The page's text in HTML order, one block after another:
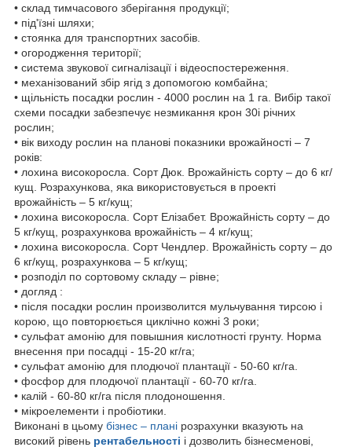
• склад тимчасового зберігання продукції;
• під'їзні шляхи;
• стоянка для транспортних засобів.
• огородження території;
• система звукової сигналізації і відеоспостереження.
• механізований збір ягід з допомогою комбайна;
• щільність посадки рослин - 4000 рослин на 1 га. Вибір такої
схеми посадки забезпечує незмикання крон 30і річних
рослин;
• вік виходу рослин на планові показники врожайності – 7
років:
• лохина високоросла. Сорт Дюк. Врожайність сорту – до 6 кг/
кущ. Розрахункова, яка використовується в проекті
врожайність – 5 кг/кущ;
• лохина високоросла. Сорт Елізабет. Врожайність сорту – до
5 кг/кущ, розрахункова врожайність – 4 кг/кущ;
• лохина високоросла. Сорт Чендлер. Врожайність сорту – до
6 кг/кущ, розрахункова – 5 кг/кущ;
• розподіл по сортовому складу – рівне;
• догляд :
• після посадки рослин произволится мульчування тирсою і
корою, що повторюється циклічно кожні 3 роки;
• сульфат амонію для повышния кислотності грунту. Норма
внесення при посадці - 15-20 кг/га;
• сульфат амонію для плодючої плантації - 50-60 кг/га.
• фосфор для плодючої плантації - 60-70 кг/га.
• калій - 60-80 кг/га після плодоношення.
• мікроелементи і пробіотики.
Виконані в цьому бізнес – плані розрахунки вказують на
високий рівень рентабельності і дозволить бізнесменові,